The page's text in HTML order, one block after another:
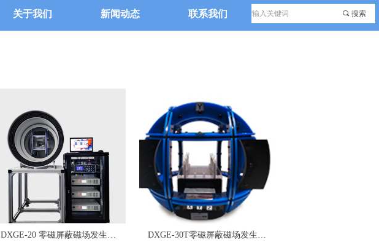
关于我们 新闻动态 联系我们 끠 搜索
DXGE-20 零磁屏蔽磁场发生系
DXGE-30T零磁屏蔽磁场发生系